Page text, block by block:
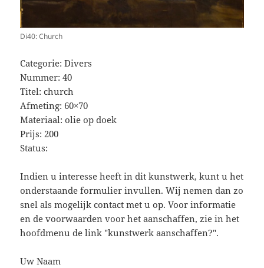
Di40: Church
Categorie: Divers
Nummer: 40
Titel: church
Afmeting: 60×70
Materiaal: olie op doek
Prijs: 200
Status:
Indien u interesse heeft in dit kunstwerk, kunt u het
onderstaande formulier invullen. Wij nemen dan zo
snel als mogelijk contact met u op. Voor informatie
en de voorwaarden voor het aanschaffen, zie in het
hoofdmenu de link "kunstwerk aanschaffen?".
Uw Naam